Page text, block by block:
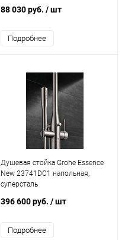
88 030 руб. / шт
Подробнее
Душевая стойка Grohe Essence
New 23741DC1 напольная,
суперсталь
396 600 руб. / шт
Подробнее